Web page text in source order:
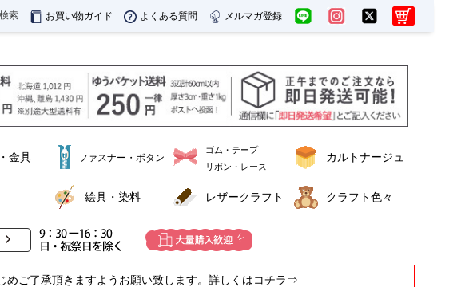
検索 お買い物ガイド よくある質問 メルマガ登録
金具 ファスナー・ボタン
ゴム・テープ
リボン・レース
カルトナージュ
絵具・染料 レザークラフト クラフト色々
めご了承頂きますようお願い致します。詳しくはコチラ⇒